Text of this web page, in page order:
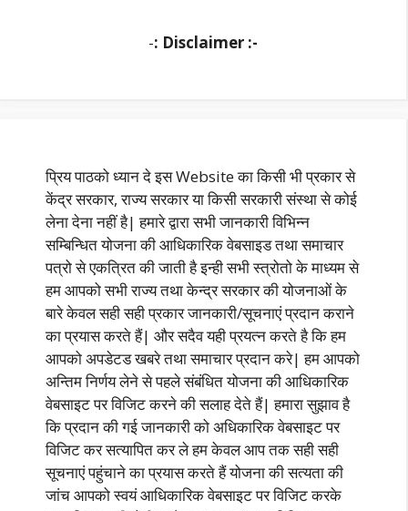
-: Disclaimer :-
प्रिय पाठको ध्यान दे इस Website का किसी भी प्रकार से
केंद्र सरकार, राज्य सरकार या किसी सरकारी संस्था से कोई
लेना देना नहीं है| हमारे द्वारा सभी जानकारी विभिन्न
सम्बिन्धित योजना की आधिकारिक वेबसाइड तथा समाचार
पत्रो से एकत्रित की जाती है इन्ही सभी स्त्रोतो के माध्यम से
हम आपको सभी राज्य तथा केन्द्र सरकार की योजनाओं के
बारे केवल सही सही प्रकार जानकारी/सूचनाएं प्रदान कराने
का प्रयास करते हैं| और सदैव यही प्रयत्न करते है कि हम
आपको अपडेटड खबरे तथा समाचार प्रदान करे| हम आपको
अन्तिम निर्णय लेने से पहले संबंधित योजना की आधिकारिक
वेबसाइट पर विजिट करने की सलाह देते हैं| हमारा सुझाव है
कि प्रदान की गई जानकारी को अधिकारिक वेबसाइट पर
विजिट कर सत्यापित कर ले हम केवल आप तक सही सही
सूचनाएं पहुंचाने का प्रयास करते हैं योजना की सत्यता की
जांच आपको स्वयं आधिकारिक वेबसाइट पर विजिट करके